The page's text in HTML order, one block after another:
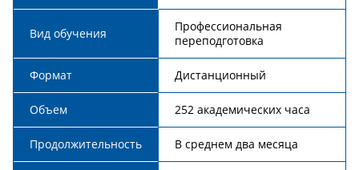
Вид обучения
Профессиональная
переподготовка
Формат Дистанционный
Объем 252 академических часа
Продолжительность В среднем два месяца